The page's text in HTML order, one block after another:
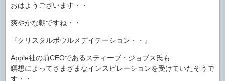
おはようございます・・
爽やかな朝ですね・・
『クリスタルボウルメデイテーション・・』
Apple社の前CEOであるスティーブ・ジョブス氏も
瞑想によってさまざまなインスピレーションを受けていたそうで
す・・